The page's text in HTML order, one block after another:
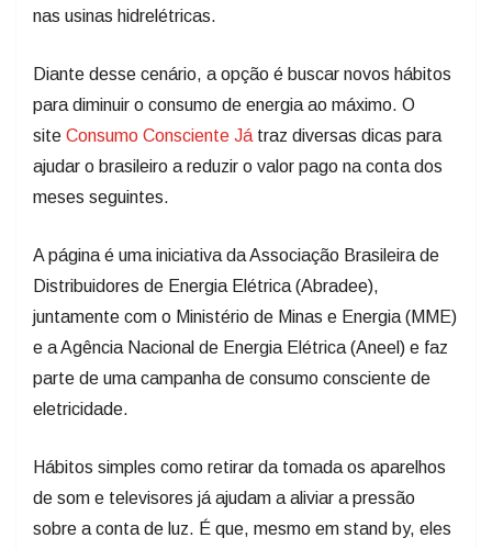
nas usinas hidrelétricas.
Diante desse cenário, a opção é buscar novos hábitos
para diminuir o consumo de energia ao máximo. O
site Consumo Consciente Játraz diversas dicas para
ajudar o brasileiro a reduzir o valor pago na conta dos
meses seguintes.
A página é uma iniciativa da Associação Brasileira de
Distribuidores de Energia Elétrica (Abradee),
juntamente com o Ministério de Minas e Energia (MME)
e a Agência Nacional de Energia Elétrica (Aneel) e faz
parte de uma campanha de consumo consciente de
eletricidade.
Hábitos simples como retirar da tomada os aparelhos
de som e televisores já ajudam a aliviar a pressão
sobre a conta de luz. É que, mesmo em stand by, eles